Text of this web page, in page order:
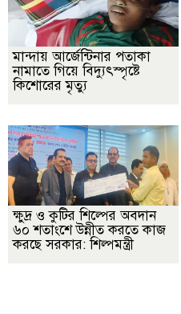
মান্দায় আর্জেন্টিনার পতাকা
নামাতে গিয়ে বিদ্যুৎস্পৃষ্টে
কিশোরের মৃত্যু
ক্ষুদ্র ও কুটির শিল্পের অবদান
৬০ শতাংশে উন্নীত করতে কাজ
করছে সরকার: শিল্পমন্ত্রী